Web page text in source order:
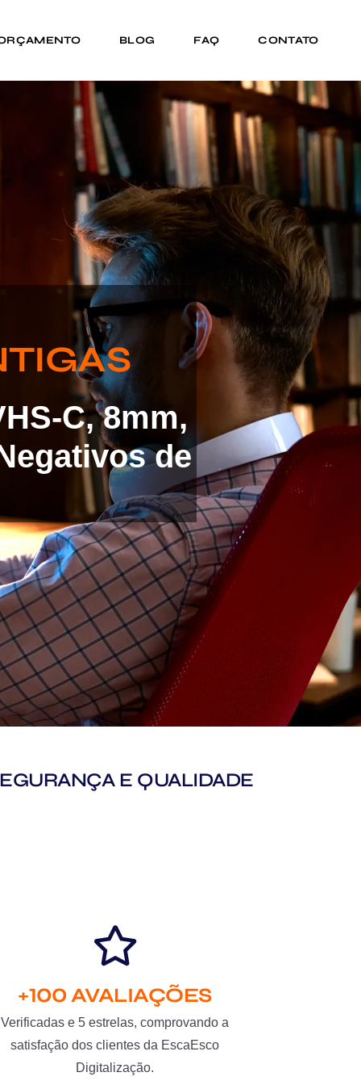
BLOG FAQ CONTATO
C, 8mm,
de
E QUALIDADE
+100 AVALIAÇÕES
Verificadas e 5 estrelas, comprovando a
satisfação dos clientes da EscaEsco
Digitalização.